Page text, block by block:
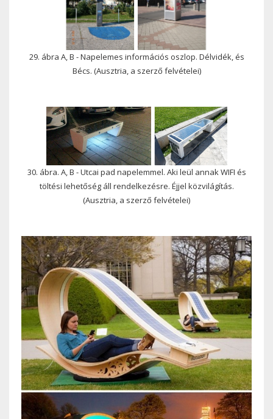
29. ábra A, B - Napelemes információs oszlop. Délvidék, és
Bécs. (Ausztria, a szerző felvételei)
30. ábra. A, B - Utcai pad napelemmel. Aki leül annak WIFI és
töltési lehetőség áll rendelkezésre. Éjjel közvilágítás.
(Ausztria, a szerző felvételei)